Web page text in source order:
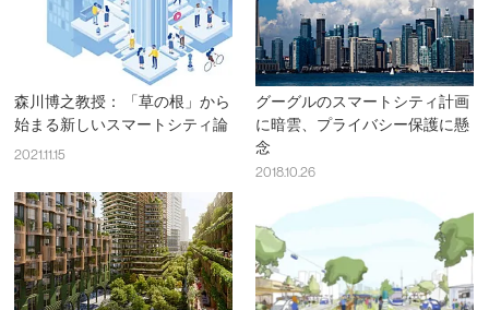
森川博之教授： 「草の根」から
始まる新しいスマートシティ論
2021.11.15
グーグルのスマートシティ計画
に暗雲、プライバシー保護に懸
念
2018.10.26